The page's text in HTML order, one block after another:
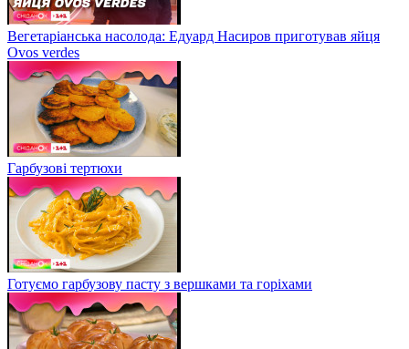
Вегетаріанська насолода: Едуард Насиров приготував яйця
Ovos verdes
Гарбузові тертюхи
Готуємо гарбузову пасту з вершками та горіхами